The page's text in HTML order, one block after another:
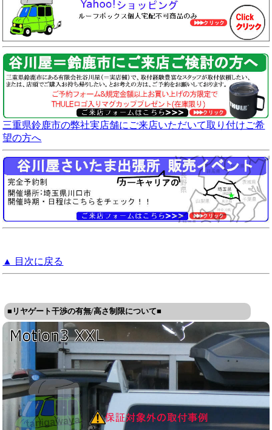
三重県鈴鹿市の弊社実店舗にご来店いただいて取り付けご希
望の方へ
▲ 目次に戻る
■リヤゲート干渉の有無/高さ制限について■